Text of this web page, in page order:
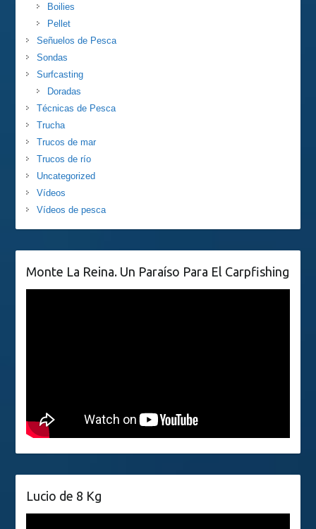
Boilies
Pellet
Señuelos de Pesca
Sondas
Surfcasting
Doradas
Técnicas de Pesca
Trucha
Trucos de mar
Trucos de río
Uncategorized
Vídeos
Vídeos de pesca
Monte La Reina. Un Paraíso Para El Carpfishing
Lucio de 8 Kg